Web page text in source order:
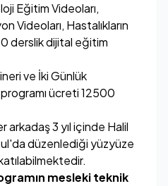
Eğitim Videoları,
Videoları, Hastalıkların
derslik dijital eğitim
ve İki Günlük
ücreti 12500
arkadaş 3 yıl içinde Halil
düzenlediği yüzyüze
mesleki teknik